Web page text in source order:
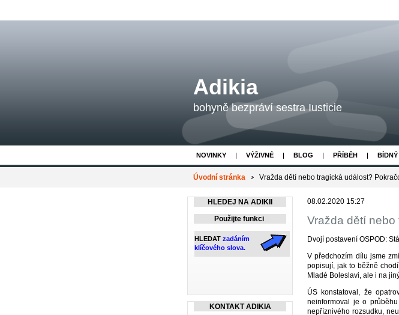
Adikia
bohyně bezpráví sestra Iusticie
NOVINKY VÝŽIVNÉ BLOG PŘÍBĚH BÍDNÝ
Úvodní stránka Vražda dětí nebo tragická událost?
08.02.2020 15:27
Vražda dětí
Dvojí postavení OSPOD:
V předchozím dílu jsme
popisují, jak to běžně
Mladé Boleslavi, ale i na
ÚS konstatoval, že
neinformoval je o
nepříznivého rozsudku,
HLEDEJ NA ADIKII
Použijte funkci
HLEDAT zadáním
klíčového slova.
KONTAKT ADIKIA